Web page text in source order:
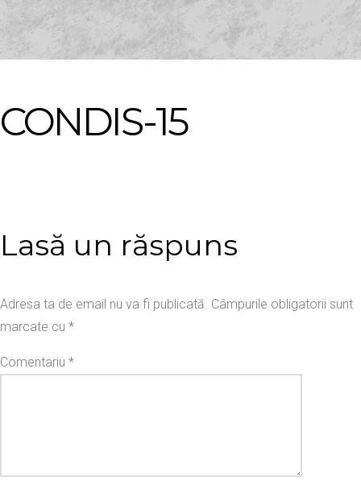
CONDIS-15
Lasă un răspuns
Adresa ta de email nu va fi publicată. Câmpurile obligatorii sunt
marcate cu *
Comentariu *